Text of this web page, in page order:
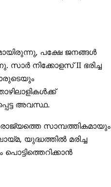
പക്ഷേ ജനങ്ങൾ
സാർ നിക്കോളസ്II ഭരിച്ച
അവസ്ഥ.
രാജ്യത്തെ സാമ്പത്തികമായും
യുദ്ധത്തിൽ മരിച്ച